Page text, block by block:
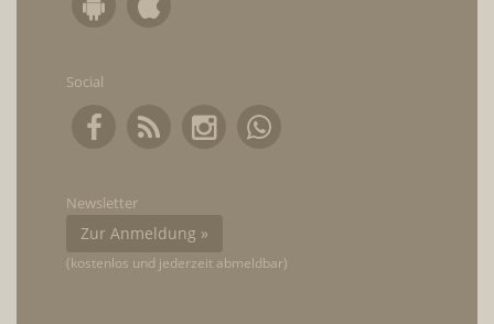
Social
Newsletter
Zur Anmeldung »
(kostenlos und jederzeit abmeldbar)